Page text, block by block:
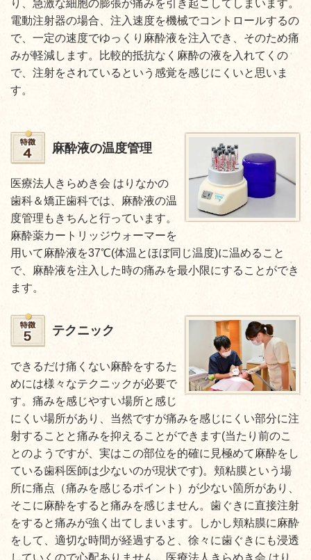
り、急激な細胞の膨張が痛みを引き起こしてしまいます。
電動注射器の場合、注入速度を機械でコントロールするの
で、一定の速度でゆっくり麻酔液を注入でき、そのため痛
みが軽減します。比較的抵抗なく麻酔の液を入れてくの
で、注射をされているという感覚を感じにくいと思いま
す。
麻酔液の温度管理
医療法人きらめき会 はりなかの
歯科＆矯正歯科では、麻酔液の温
度管理もきちんと行っています。
麻酔薬カートリッジウォーマーを
用いて麻酔液を37℃(体温とほぼ同じ温度)に温めること
で、麻酔液を注入した時の痛みを最小限にすることができ
ます。
テクニック
できるだけ痛くない麻酔をするた
めには様々なテクニックが必要で
す。痛みを感じやすい場所と感じ
にくい場所があり、当然ですが痛みを感じにくい部分に注
射することと痛みを抑えることができます(当たり前のこ
とのようですが、実はこの部位を的確に見極めて麻酔をし
ている歯科医師は少ないのが現状です)。頬粘膜という場
所に痛点（痛みを感じるポイント）が少ない箇所があり、
そこに麻酔をすると痛みを感じません。歯ぐきに直接注射
をすると痛みが強く出てしまいます。しかし頬粘膜に麻酔
をして、適切な時間が経過すると、徐々に歯ぐきにも浸透
していくので心配ありません。医療法人きらめき会 はり